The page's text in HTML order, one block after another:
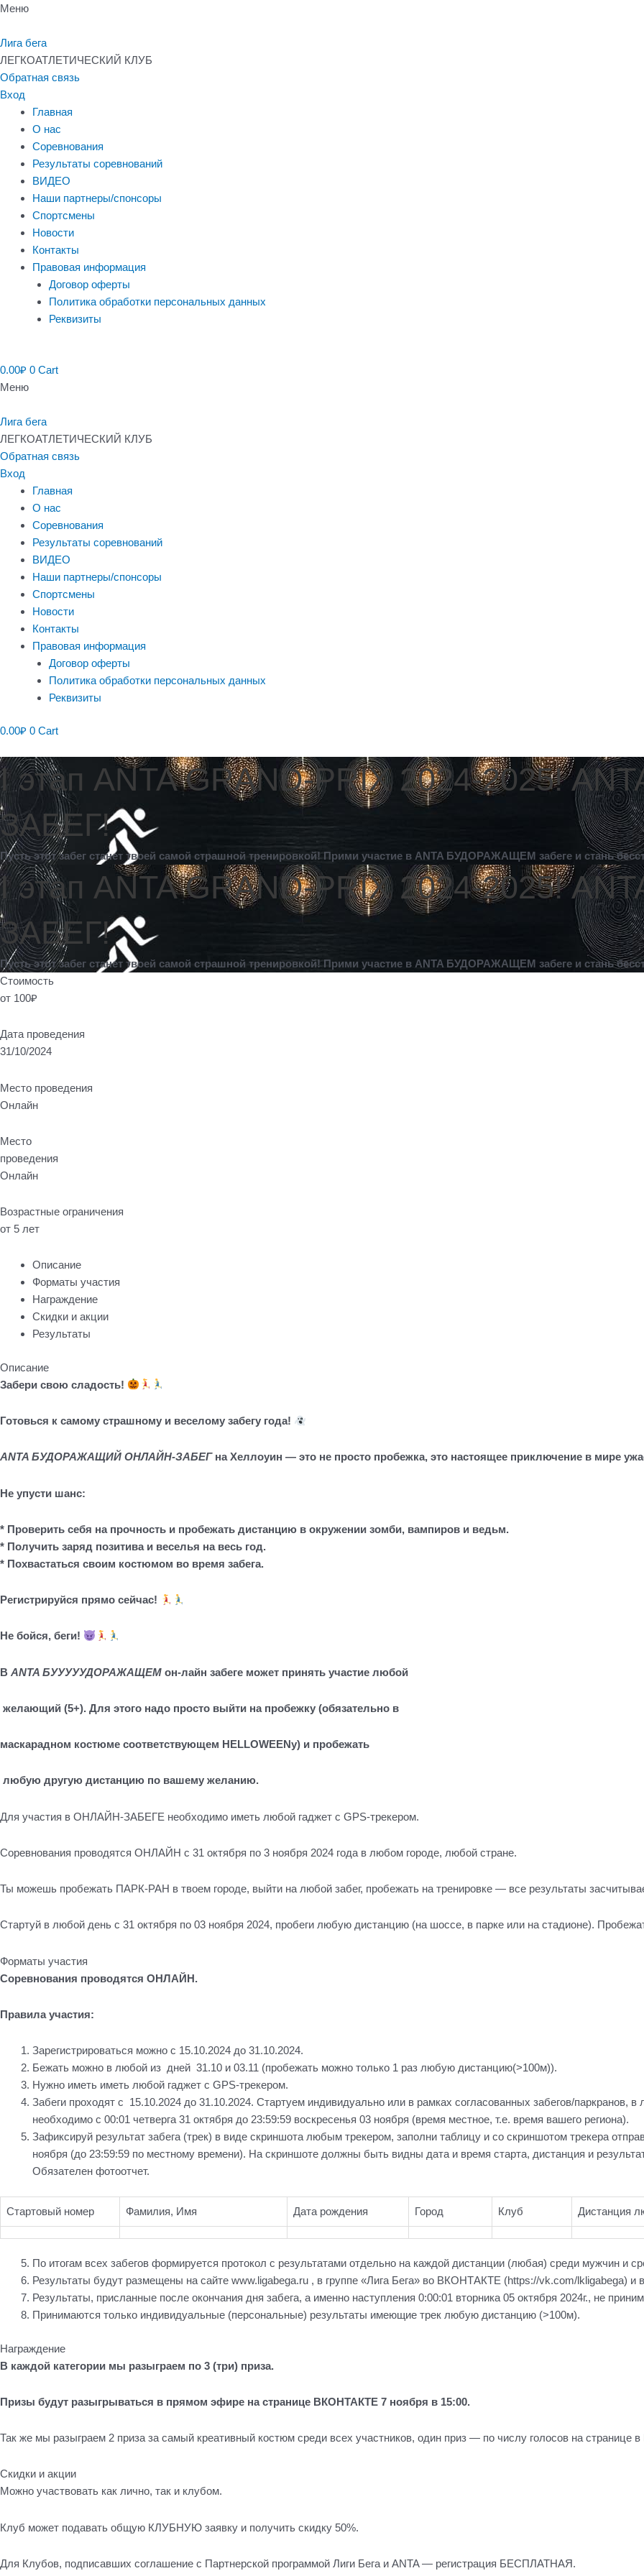
Перейти
содержимому
Меню
Лига бега
ЛЕГКОАТЛЕТИЧЕСКИЙ КЛУБ
Обратная связь
Вход
Главная
О нас
Соревнования
Результаты соревнований
ВИДЕО
Наши партнеры/спонсоры
Спортсмены
Новости
Контакты
Правовая информация
Договор оферты
Политика обработки персональных данных
Реквизиты
0.00₽ 0 Cart
Меню
Лига бега
ЛЕГКОАТЛЕТИЧЕСКИЙ КЛУБ
Обратная связь
Вход
Главная
О нас
Соревнования
Результаты соревнований
ВИДЕО
Наши партнеры/спонсоры
Спортсмены
Новости
Контакты
Правовая информация
Договор оферты
Политика обработки персональных данных
Реквизиты
0.00₽ 0 Cart
I этап ANTA GRAND-PRIX 2024-2025!
ЗАБЕГ!
Пусть этот забег станет твоей самой страшной тренировкой!Прими участие в ANTA БУДОРАЖАЩЕМ забеге и стань
I этап ANTA GRAND-PRIX 2024-2025!
ЗАБЕГ!
Пусть этот забег станет твоей самой страшной тренировкой!Прими участие в ANTA БУДОРАЖАЩЕМ забеге и стань
Стоимость
от 100₽
Дата проведения
31/10/2024
Место проведения
Онлайн
Место
проведения
Онлайн
Возрастные ограничения
от 5 лет
Описание
Форматы участия
Награждение
Скидки и акции
Результаты
Описание
Забери свою сладость!
Готовься к самому страшному и веселому забегу года!
ANTA БУДОРАЖАЩИЙ ОНЛАЙН-ЗАБЕГна Хеллоуин — это не просто пробежка, это настоящее приключение в мире
Не упусти шанс:
* Проверить себя на прочность и пробежать дистанцию в окружении зомби, вампиров и ведьм.
* Получить заряд позитива и веселья на весь год.
* Похвастаться своим костюмом во время забега.
Регистрируйся прямо сейчас!
Не бойся, беги!
В ANTA БУУУУУДОРАЖАЩЕМ он-лайн забеге может принять участие любой
желающий (5+). Для этого надо просто выйти на пробежку (обязательно в
маскарадном костюме соответствующем HELLOWEENу) и пробежать
любую другую дистанцию по вашему желанию.
Для участия в ОНЛАЙН-ЗАБЕГЕ необходимо иметь любой гаджет с GPS-трекером.
Соревнования проводятся ОНЛАЙН с 31 октября по 3 ноября 2024 года в любом городе, любой стране.
Ты можешь пробежать ПАРК-РАН в твоем городе, выйти на любой забег, пробежать на тренировке — все результаты
Стартуй в любой день с 31 октября по 03 ноября 2024, пробеги любую дистанцию (на шоссе, в парке или на стадионе).
Форматы участия
Соревнования проводятся ОНЛАЙН.
Правила участия:
Зарегистрироваться можно с 15.10.2024 до 31.10.2024.
Бежать можно в любой из дней 31.10 и 03.11 (пробежать можно только 1 раз любую дистанцию(>100м)).
Нужно иметь иметь любой гаджет с GPS-трекером.
Забеги проходят с 15.10.2024 до 31.10.2024. Стартуем индивидуально или в рамках согласованных забегов/паркранов,
необходимо с 00:01 четверга 31 октября до 23:59:59 воскресенья 03 ноября (время местное, т.е. время вашего региона).
Зафиксируй результат забега (трек) в виде скриншота любым трекером, заполни таблицу и со скриншотом трекера
ноября (до 23:59:59 по местному времени). На скриншоте должны быть видны дата и время старта, дистанция и
Обязателен фотоотчет.
Стартовый номер Фамилия, Имя Дата рождения Город Клуб Дистанция
По итогам всех забегов формируется протокол с результатами отдельно на каждой дистанции (любая) среди мужчин и
Результаты будут размещены на сайте www.ligabega.ru , в группе «Лига Бега» во ВКОНТАКТЕ (https://vk.com/lkligabega) и
Результаты, присланные после окончания дня забега, а именно наступления 0:00:01 вторника 05 октября 2024г., не
Принимаются только индивидуальные (персональные) результаты имеющие трек любую дистанцию (>100м).
Награждение
В каждой категории мы разыграем по 3 (три) приза.
Призы будут разыгрываться в прямом эфире на странице ВКОНТАКТЕ 7 ноября в 15:00.
Так же мы разыграем 2 приза за самый креативный костюм среди всех участников, один приз — по числу голосов на
Скидки и акции
Можно участвовать как лично, так и клубом.
Клуб может подавать общую КЛУБНУЮ заявку и получить скидку 50%.
Для Клубов, подписавших соглашение с Партнерской программой Лиги Бега и ANTA — регистрация БЕСПЛАТНАЯ.